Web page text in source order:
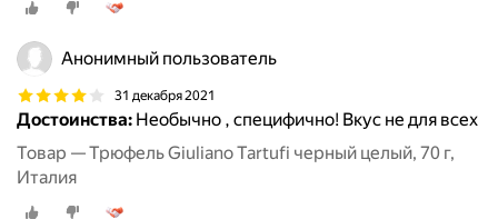
Анонимный пользователь
31 декабря 2021
Достоинства: Необычно , специфично! Вкус не для всех
Товар — Трюфель Giuliano Tartufi черный целый, 70 г,
Италия